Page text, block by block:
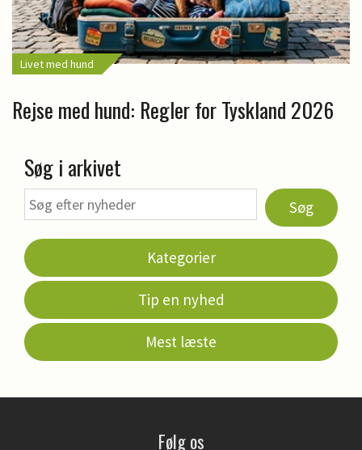
Livet med hund
Rejse med hund: Regler for Tyskland 2026
Søg i arkivet
Søg
Kategorier
Tip en nyhed
Mest læste
Følg os